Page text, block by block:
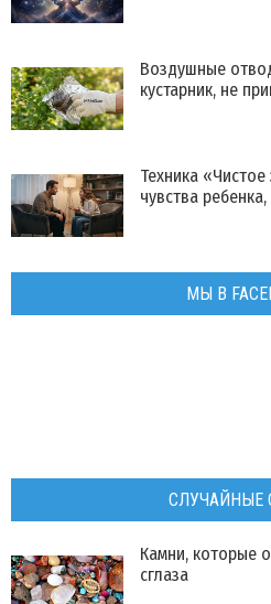
Воздушные
кустарник, не
Техника
чувства
МЫ В
СЛУЧАЙНЫЕ
Камни, которые
сглаза